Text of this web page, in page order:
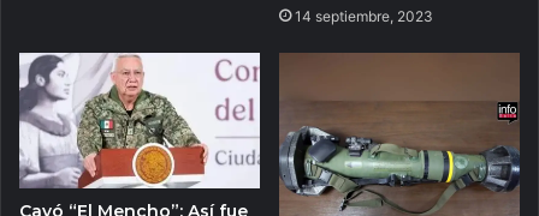
14 septiembre, 2023
Cayó “El Mencho”: Así fue